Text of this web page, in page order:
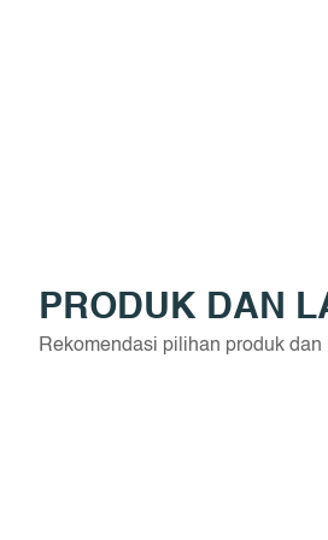
PRODUK DAN
Rekomendasi pilihan produk